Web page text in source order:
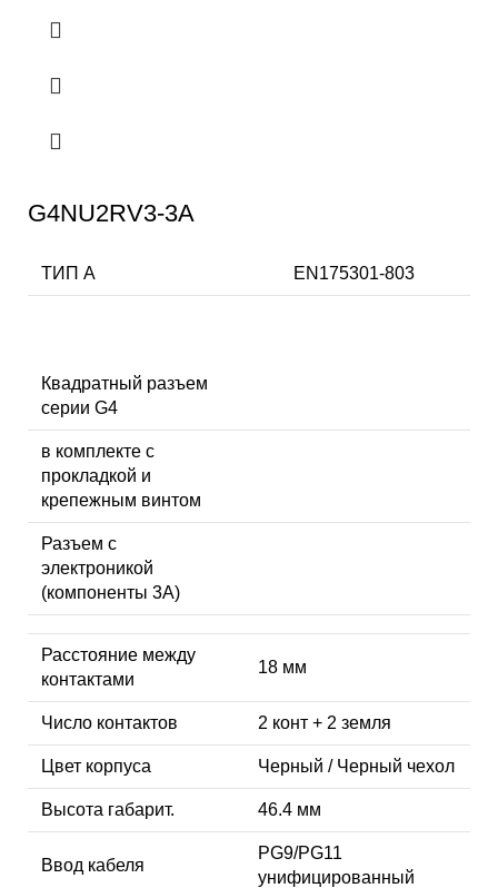
G4NU2RV3-3A
ТИП А EN175301-803
Квадратный разъем
серии G4
в комплекте с
прокладкой и
крепежным винтом
Разъем с
электроникой
(компоненты 3A)
Расстояние между
контактами
18 мм
Число контактов 2 конт + 2 земля
Цвет корпуса Черный / Черный чехол
Высота габарит. 46.4 мм
Ввод кабеля
PG9/PG11
унифицированный